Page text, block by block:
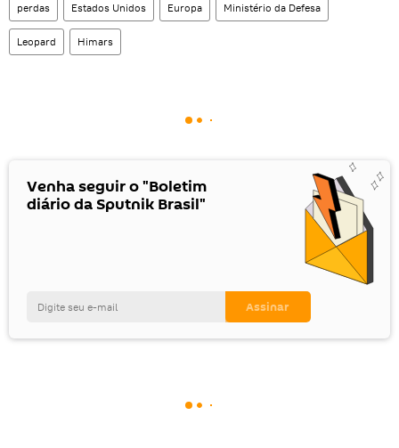
perdas Estados Unidos Europa Ministério da Defesa
Leopard Himars
Venha seguir o "Boletim
diário da Sputnik Brasil"